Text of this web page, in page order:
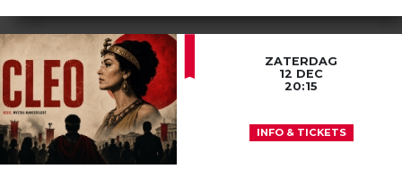
ZATERDAG
12 DEC
20:15
INFO & TICKETS